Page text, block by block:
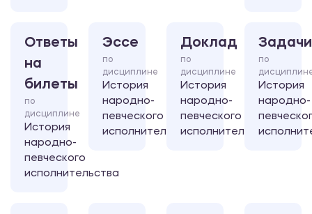
Ответы
на
билеты
по
дисциплине
История
народно-
певческого
исполнительства
Эссе
по
дисциплине
История
народно-
певческого
исполнительства
Доклад
по
дисциплине
История
народно-
певческого
исполнительства
Задачи
по
История
народно-